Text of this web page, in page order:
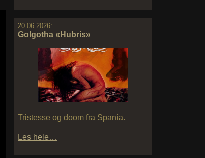
20.06.2026:
Golgotha «Hubris»
Tristesse og doom fra Spania.
Les hele…